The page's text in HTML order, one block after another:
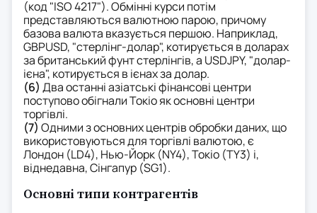
(код "ISO 4217"). Обмінні курси потім
представляються валютною парою, причому
базова валюта вказується першою. Наприклад,
GBPUSD, "стерлінг-долар", котирується в доларах
за британський фунт стерлінгів, а USDJPY, "долар-
ієна", котирується в ієнах за долар.
(6) Два останні азіатські фінансові центри
поступово обігнали Токіо як основні центри
торгівлі.
(7) Одними з основних центрів обробки даних, що
використовуються для торгівлі валютою, є
Лондон (LD4), Нью-Йорк (NY4), Токіо (TY3) і,
віднедавна, Сінгапур (SG1).
Основні типи контрагентів